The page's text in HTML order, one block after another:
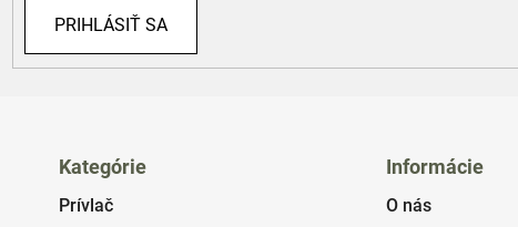
PRIHLÁSIŤ SA
Kategórie
Prívlač
Informácie
O nás